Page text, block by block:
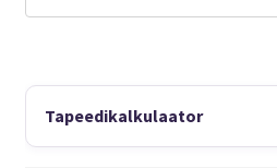
Tapeedikalkulaator